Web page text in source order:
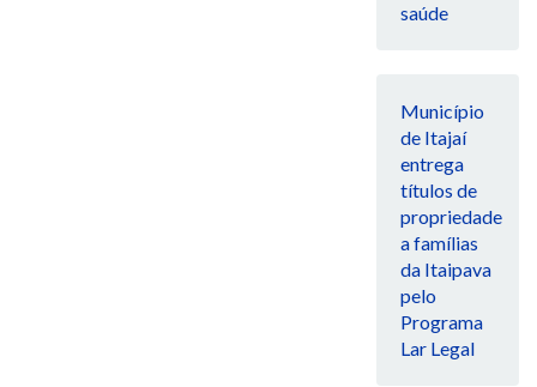
saúde
Município
de Itajaí
entrega
títulos de
propriedade
a famílias
da Itaipava
pelo
Programa
Lar Legal